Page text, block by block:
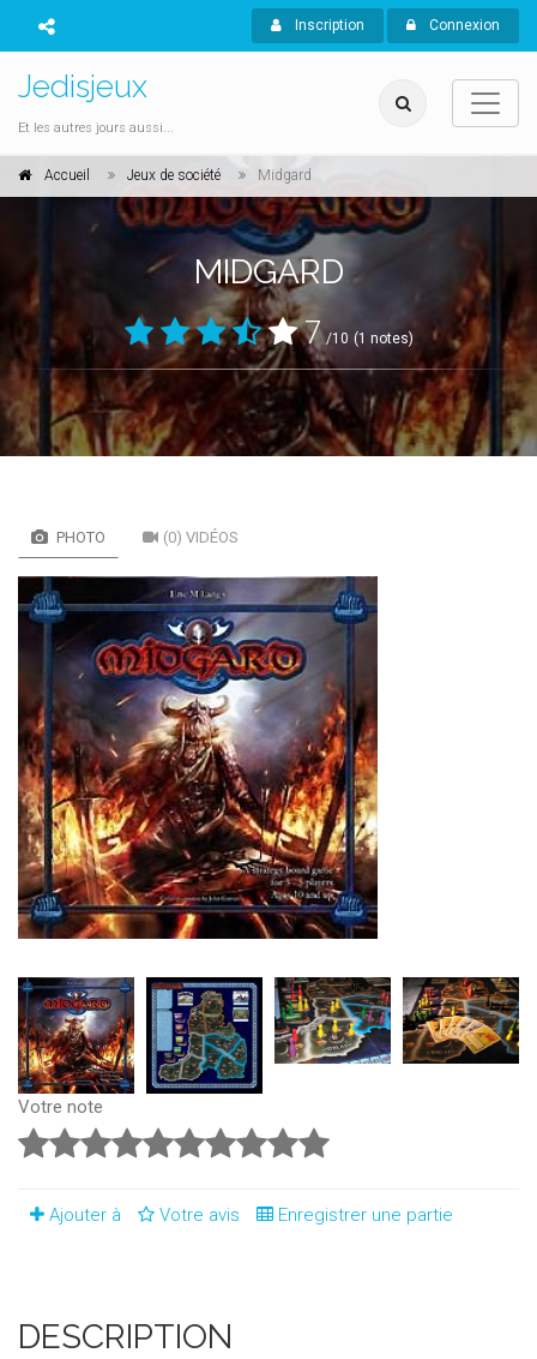
Inscription Connexion
Jedisjeux
Et les autres jours aussi...
Accueil Jeux de société Midgard
MIDGARD
7 /10 (1 notes)
PHOTO (0) VIDÉOS
Votre note
Ajouter à Votre avis Enregistrer une partie
DESCRIPTION